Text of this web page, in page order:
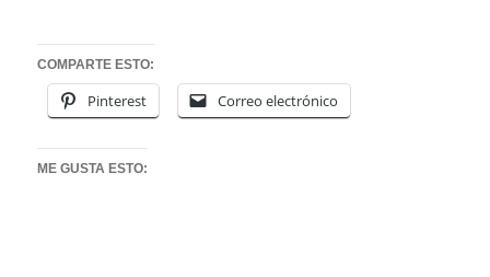
COMPARTE ESTO:
Pinterest Correo electrónico
ME GUSTA ESTO: